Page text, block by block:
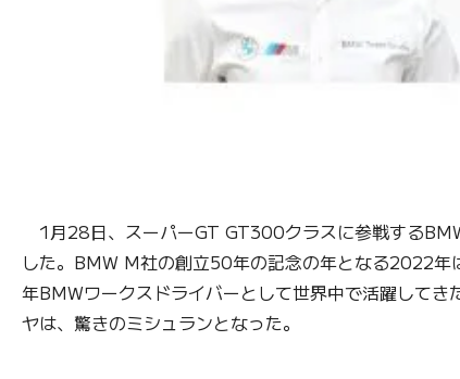
1月28日、スーパーGT GT300クラスに参戦する
した。BMW M社の創立50年の記念の年となる2022
年BMWワークスドライバーとして世界中で活躍して
ヤは、驚きのミシュランとなった。